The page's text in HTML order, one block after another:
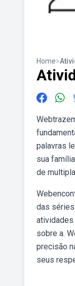
Home>
palavras
sua
de
das
atividades
sobre a.
precisão
seus